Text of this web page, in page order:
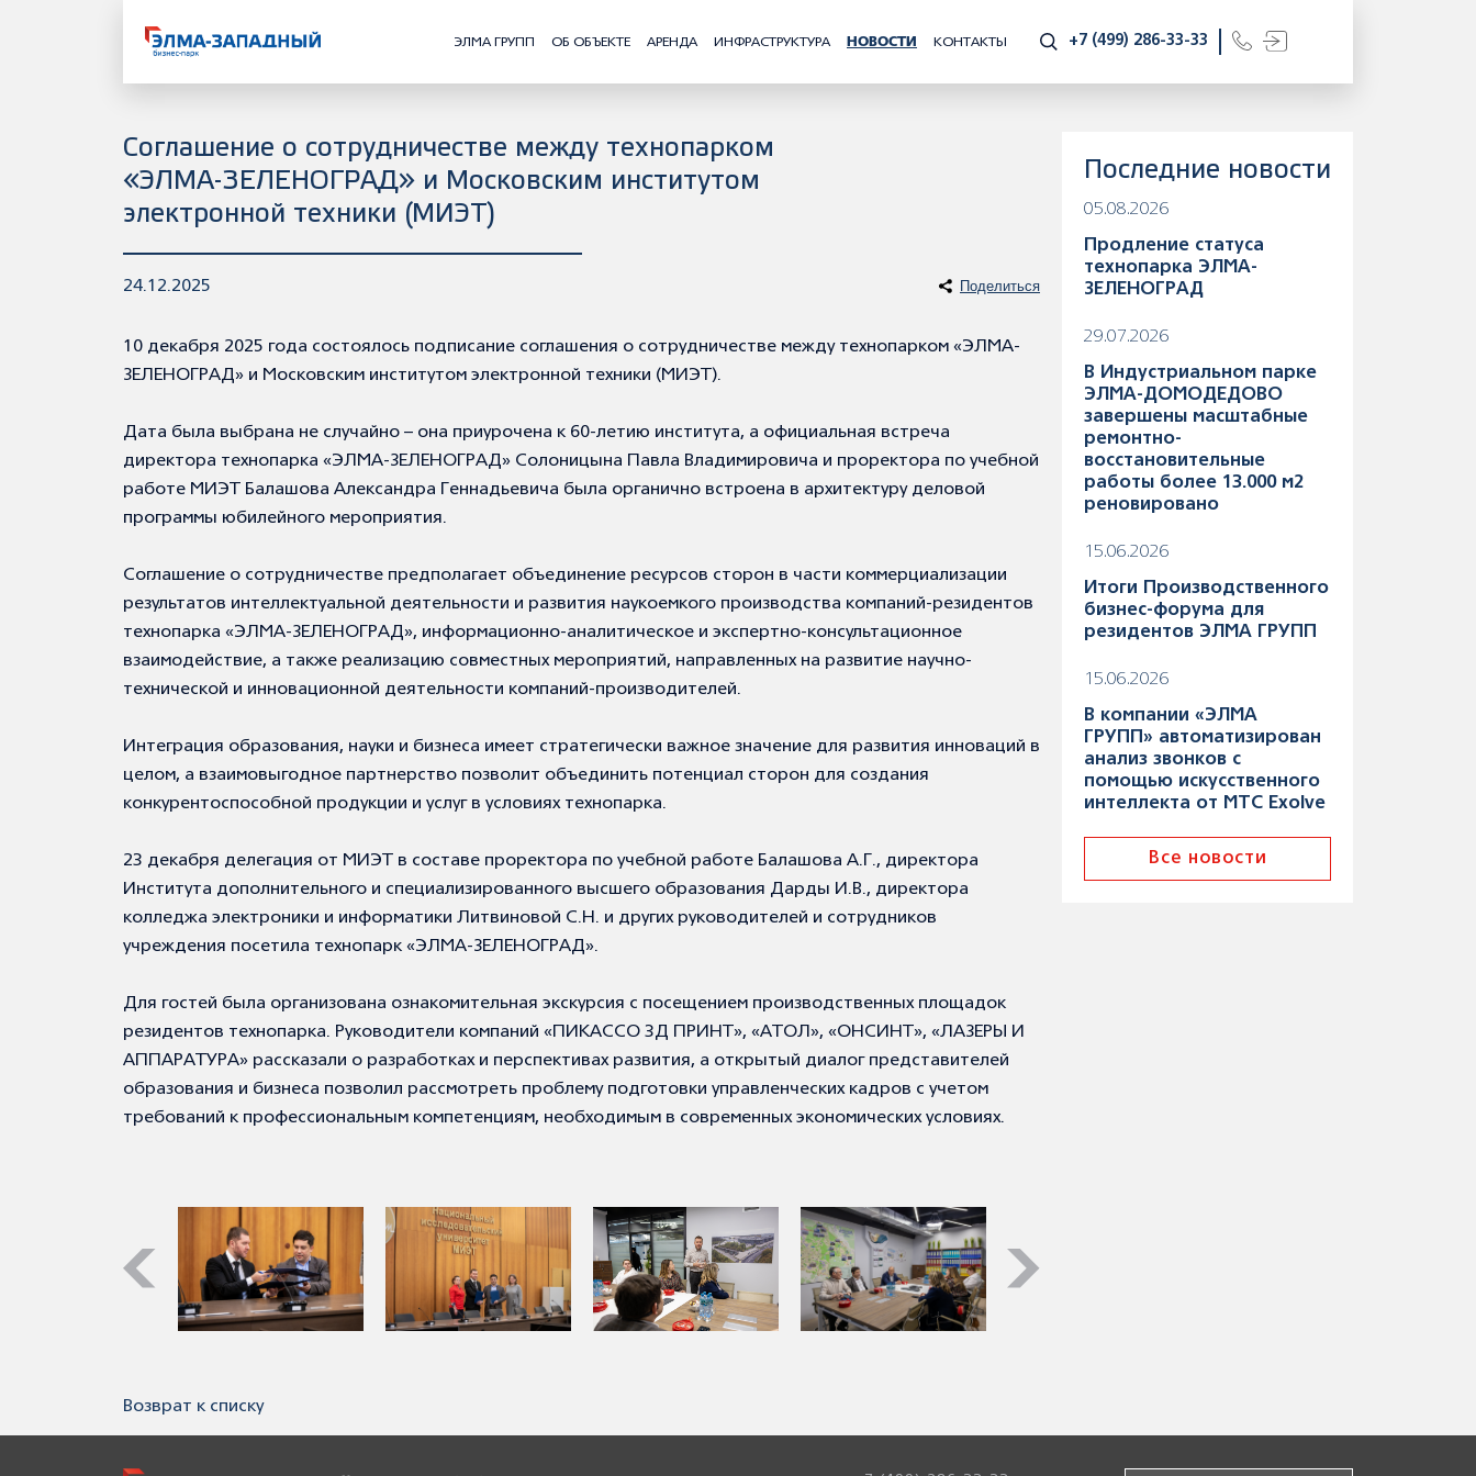
ЭЛМА ГРУПП ОБ ОБЪЕКТЕ АРЕНДА ИНФРАСТРУКТУРА НОВОСТИ КОНТАКТЫ +7 (499) 286-33-33
Соглашение о сотрудничестве между технопарком
«ЭЛМА-ЗЕЛЕНОГРАД» и Московским институтом
электронной техники (МИЭТ)
24.12.2025 Поделиться
10 декабря 2025 года состоялось подписание соглашения о сотрудничестве между технопарком «ЭЛМА-
ЗЕЛЕНОГРАД» и Московским институтом электронной техники (МИЭТ).
Дата была выбрана не случайно – она приурочена к 60-летию института, а официальная встреча
директора технопарка «ЭЛМА-ЗЕЛЕНОГРАД» Солоницына Павла Владимировича и проректора по учебной
работе МИЭТ Балашова Александра Геннадьевича была органично встроена в архитектуру деловой
программы юбилейного мероприятия.
Соглашение о сотрудничестве предполагает объединение ресурсов сторон в части коммерциализации
результатов интеллектуальной деятельности и развития наукоемкого производства компаний-резидентов
технопарка «ЭЛМА-ЗЕЛЕНОГРАД», информационно-аналитическое и экспертно-консультационное
взаимодействие, а также реализацию совместных мероприятий, направленных на развитие научно-
технической и инновационной деятельности компаний-производителей.
Интеграция образования, науки и бизнеса имеет стратегически важное значение для развития инноваций в
целом, а взаимовыгодное партнерство позволит объединить потенциал сторон для создания
конкурентоспособной продукции и услуг в условиях технопарка.
23 декабря делегация от МИЭТ в составе проректора по учебной работе Балашова А.Г., директора
Института дополнительного и специализированного высшего образования Дарды И.В., директора
колледжа электроники и информатики Литвиновой С.Н. и других руководителей и сотрудников
учреждения посетила технопарк «ЭЛМА-ЗЕЛЕНОГРАД».
Для гостей была организована ознакомительная экскурсия с посещением производственных площадок
резидентов технопарка. Руководители компаний «ПИКАССО 3Д ПРИНТ», «АТОЛ», «ОНСИНТ», «ЛАЗЕРЫ И
АППАРАТУРА» рассказали о разработках и перспективах развития, а открытый диалог представителей
образования и бизнеса позволил рассмотреть проблему подготовки управленческих кадров с учетом
требований к профессиональным компетенциям, необходимым в современных экономических условиях.
Последние новости
05.08.2026
Продление статуса
технопарка ЭЛМА-
ЗЕЛЕНОГРАД
29.07.2026
В Индустриальном парке
ЭЛМА-ДОМОДЕДОВО
завершены масштабные
ремонтно-
восстановительные
работы более 13.000 м2
реновировано
15.06.2026
Итоги Производственного
бизнес-форума для
резидентов ЭЛМА ГРУПП
15.06.2026
В компании «ЭЛМА
ГРУПП» автоматизирован
анализ звонков с
помощью искусственного
интеллекта от МТС Exolve
Все новости
Возврат к списку